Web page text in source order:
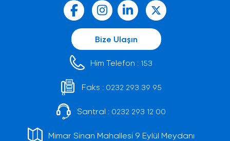
Bize Ulaşın
Him Telefon : 153
Faks : 0232 293 39 95
Santral : 0232 293 12 00
Mimar Sinan Mahallesi 9 Eylül Meydanı